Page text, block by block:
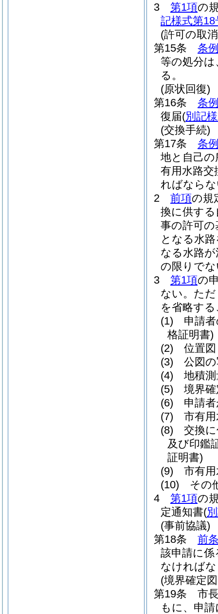
3
第1項の
記様式第18
(許可の取
第15条
条
等の処分は
る。
(原状回復)
第16条
条
復届(別記
(交換手続)
第17条
条
地と自己
有用水路交
ればなら
2
前項の規
換に供す
事の許可
となる水
なる水路
の限りで
3
第1項の
ない。 た
を省略す
(1)
申請
格証明書)
(2)
位置図
(3)
公図
(4)
地積
(5)
境界
(6)
申請
(7)
市有
(8)
交換
及び印鑑
証明書)
(9)
市有
(10)
その
4
第1項の
定通知書(
(事前協議)
第18条
前
該申請に
なければ
(境界確定
第19条
市
もに、申